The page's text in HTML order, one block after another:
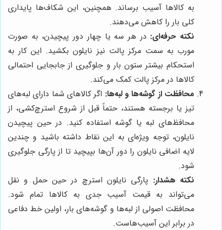
به کالاها آسیب برساند. همچنین، این شکاف‌ها پایداری
کلی بار را کاهش می‌دهند.
نکته حرفه‌ای: در هر سه یا چهار دور پیچیدن، به صورت
مورب به سمت مرکز پالت نیز نایلون بکشید. این کار به
استحکام بیشتر ستون بار و جلوگیری از جابجایی احتمالی
کالاها در مرکز پالت کمک می‌کند.
محافظت از گوشه‌ها و لبه‌ها: اگر کالاهای شما دارای لبه‌های
تیز یا برجسته هستند، حتماً قبل از شروع استرچ‌کشی، از
محافظ‌های لبه یا گوشه استفاده کنید. در حین پیچیدن
نایلون، توجه ویژه‌ای به این نقاط داشته باشید و چندین
لایه اضافی نایلون را دور آن‌ها بپیچید تا از پارگی جلوگیری
شود.
نکته هشدار: پارگی نایلون استرچ در حین حمل و نقل
می‌تواند به قیمت آسیب جدی به کالاها تمام شود.
محافظت اصولی از لبه‌ها و گوشه‌های بار، اولین خط دفاعی
در برابر این آسیب‌هاست.